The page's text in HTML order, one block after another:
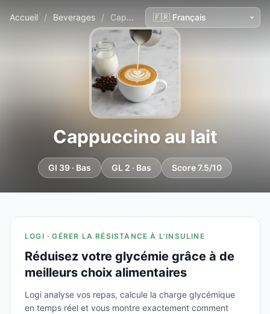
Accueil / Beverages / Cappuccino au lait
Cappuccino au lait
GI 39 · Bas GL 2 · Bas Score 7.5/10
LOGI · GÉRER LA RÉSISTANCE À L'INSULINE
Réduisez votre glycémie grâce à de
meilleurs choix alimentaires
Logi analyse vos repas, calcule la charge glycémique
en temps réel et vous montre exactement comment